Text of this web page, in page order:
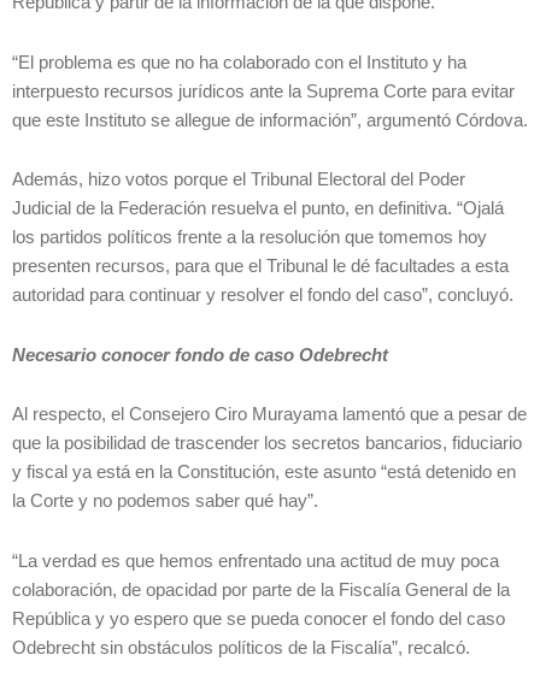
“El problema es que no ha colaborado con el Instituto y ha
interpuesto recursos jurídicos ante la Suprema Corte para evitar
que este Instituto se allegue de información”, argumentó Córdova.
Además, hizo votos porque el Tribunal Electoral del Poder
Judicial de la Federación resuelva el punto, en definitiva. “Ojalá
los partidos políticos frente a la resolución que tomemos hoy
presenten recursos, para que el Tribunal le dé facultades a esta
autoridad para continuar y resolver el fondo del caso”, concluyó.
Necesario conocer fondo de caso Odebrecht
Al respecto, el Consejero Ciro Murayama lamentó que a pesar de
que la posibilidad de trascender los secretos bancarios, fiduciario
y fiscal ya está en la Constitución, este asunto “está detenido en
la Corte y no podemos saber qué hay”.
“La verdad es que hemos enfrentado una actitud de muy poca
colaboración, de opacidad por parte de la Fiscalía General de la
República y yo espero que se pueda conocer el fondo del caso
Odebrecht sin obstáculos políticos de la Fiscalía”, recalcó.